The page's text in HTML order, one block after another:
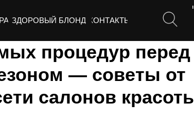
КОНТАКТЫ
ЗДОРОВЫЙ БЛОНД
процедур перед
— советы от
салонов